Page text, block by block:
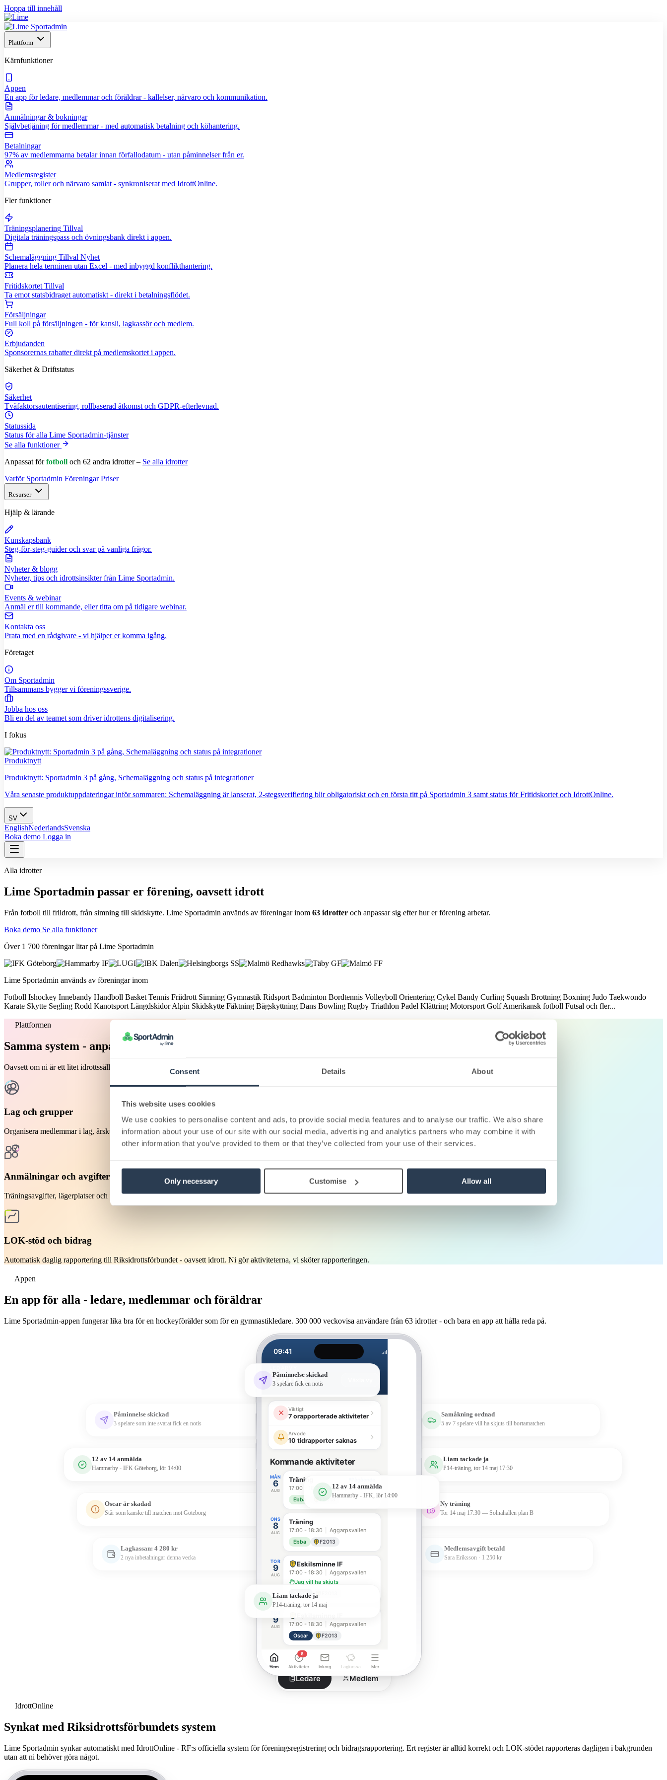
Consent Details About
This website uses cookies
We use cookies to personalise content and ads, to provide social media features and to analyse our traffic. We also share
information about your use of our site with our social media, advertising and analytics partners who may combine it with
other information that you’ve provided to them or that they’ve collected from your use of their services.
Only necessary Customise Allow all
Hoppa till innehåll
Plattform
Kärnfunktioner
Appen
En app för ledare, medlemmar och föräldrar - kallelser, närvaro och kommunikation.
Anmälningar & bokningar
Självbetjäning för medlemmar - med automatisk betalning och köhantering.
Betalningar
97% av medlemmarna betalar innan förfallodatum - utan påminnelser från er.
Medlemsregister
Grupper, roller och närvaro samlat - synkroniserat med IdrottOnline.
Fler funktioner
Träningsplanering Tillval
Digitala träningspass och övningsbank direkt i appen.
Schemaläggning Tillval Nyhet
Planera hela terminen utan Excel - med inbyggd konflikthantering.
Fritidskortet Tillval
Ta emot statsbidraget automatiskt - direkt i betalningsflödet.
Försäljningar
Full koll på försäljningen - för kansli, lagkassör och medlem.
Erbjudanden
Sponsorernas rabatter direkt på medlemskortet i appen.
Säkerhet & Driftstatus
Säkerhet
Tvåfaktorsautentisering, rollbaserad åtkomst och GDPR-efterlevnad.
Statussida
Status för alla Lime Sportadmin-tjänster
Se alla funktioner
Anpassat förfotboll och 62 andra idrotter – Se alla idrotter
Varför Sportadmin FöreningarPriser
Resurser
Hjälp & lärande
Kunskapsbank
Steg-för-steg-guider och svar på vanliga frågor.
Nyheter & blogg
Nyheter, tips och idrottsinsikter från Lime Sportadmin.
Events & webinar
Anmäl er till kommande, eller titta om på tidigare webinar.
Kontakta oss
Prata med en rådgivare - vi hjälper er komma igång.
Företaget
Om Sportadmin
Tillsammans bygger vi föreningssverige.
Jobba hos oss
Bli en del av teamet som driver idrottens digitalisering.
I fokus
Produktnytt
Produktnytt: Sportadmin 3 på gång, Schemaläggning och status på integrationer
Våra senaste produktuppdateringar inför sommaren: Schemaläggning är lanserat, 2-stegsverifiering blir obligatoriskt och en första titt på Sportadmin 3 samt status för Fritidskortet och IdrottOnline.
SV
EnglishNederlandsSvenska
Boka demo Logga in
Alla idrotter
Lime Sportadmin passar er förening, oavsett idrott
Från fotboll till friidrott, från simning till skidskytte. Lime Sportadmin används av föreningar inom 63 idrotter och anpassar sig efter hur er förening arbetar.
Boka demo Se alla funktioner
Över 1 700 föreningar litar på Lime Sportadmin
Lime Sportadmin används av föreningar inom
Fotboll Ishockey Innebandy Handboll Basket Tennis Friidrott Simning Gymnastik Ridsport Badminton Bordtennis Volleyboll Orientering Cykel Bandy Curling Squash Brottning Boxning Judo Taekwondo
Karate Skytte Segling Rodd Kanotsport LängdskidorAlpin Skidskytte Fäktning Bågskyttning Dans Bowling Rugby Triathlon Padel Klättring Motorsport GolfAmerikansk fotboll Futsal och fler...
Plattformen
Samma system - anpassat för er idrott
Oavsett om ni är ett litet idrottssällskap eller en stor multisportförening täcker Lime Sportadmin hela föreningens administration.
Lag och grupper
Organisera medlemmar i lag, årskullar och träningsgrupper. Roller och behörigheter per lag - utan att kansliet behöver vara inblandad.
Anmälningar och avgifter
Träningsavgifter, lägerplatser och tävlingsanmälningar - självbetjäning med automatisk betalning. Fungerar lika bra för lag- som individuell idrott.
LOK-stöd och bidrag
Automatisk daglig rapportering till Riksidrottsförbundet - oavsett idrott. Ni gör aktiviteterna, vi sköter rapporteringen.
Appen
En app för alla - ledare, medlemmar och föräldrar
Lime Sportadmin-appen fungerar lika bra för en hockeyförälder som för en gymnastikledare. 300 000 veckovisa användare från 63 idrotter - och bara en app att hålla reda på.
Påminnelse skickad
3 spelare som inte svarat fick en notis
12 av 14 anmälda
Hammarby - IFK Göteborg, lör 14:00
Oscar är skadad
Står som kanske till matchen mot Göteborg
Lagkassan: 4 280 kr
2 nya inbetalningar denna vecka
Samåkning ordnad
5 av 7 spelare vill ha skjuts till bortamatchen
Liam tackade ja
P14-träning, tor 14 maj 17:30
Ny träning
Tor 14 maj 17:30 — Solnahallen plan B
Medlemsavgift betald
Sara Eriksson · 1 250 kr
09:41
F2013
Viktigt
7 orapporterade aktiviteter
Arvode
10 tidrapporter saknas
Kommande aktiviteter
MÅN
6
AUG
Träning
17:00 - 18:30 | Aggarpsvallen
Ebba F2013
ONS
8
AUG
Träning
17:00 - 18:30 Aggarpsvallen
Ebba F2013
TOR
9
AUG
Eskilsminne IF
17:00 - 18:30
Aggarpsvallen
Jag vill ha skjuts
Oscar
9
AUG 17:00 - 18:30 Aggarpsvallen
Oscar F2013
Hem
8
Aktiviteter Inkorg Lagkassa Mer
Påminnelse skickad
3 spelare fick en notis
12 av 14 anmälda
Hammarby - IFK, lör 14:00
Liam tackade ja
P14-träning, tor 14 maj
Ledare Medlem
IdrottOnline
Synkat med Riksidrottsförbundets system
Lime Sportadmin synkar automatiskt med IdrottOnline - RF:s officiella system för föreningsregistrering och bidragsrapportering. Ert register är alltid korrekt och LOK-stödet rapporteras dagligen i bakgrunden
utan att ni behöver göra något.